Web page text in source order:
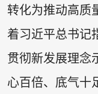
转化为推动高质
着习近平总书记
贯彻新发展理念
心百倍、底气十